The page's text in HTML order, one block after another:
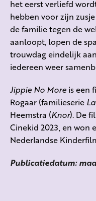
het eerst verliefd
hebben voor zijn
de familie tegen de
aanloopt, lopen de
trouwdag eindelijk
iedereen weer
Jippie No More is een
Rogaar (familieserie
Heemstra (Knor). De
Cinekid 2023, en won
Nederlandse
Publicatiedatum: